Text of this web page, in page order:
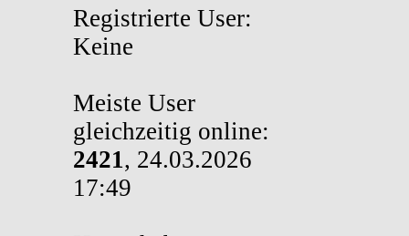
Registrierte User:
Keine
Meiste User
gleichzeitig online:
2421, 24.03.2026
17:49